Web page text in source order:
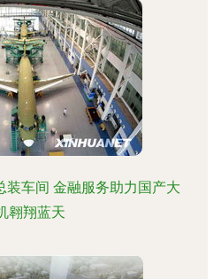
装车间 金融服务助力国产大
翱翔蓝天